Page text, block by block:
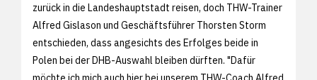
zurück in die Landeshauptstadt reisen, doch THW-Trainer
Alfred Gislason und Geschäftsführer Thorsten Storm
entschieden, dass angesichts des Erfolges beide in
Polen bei der DHB-Auswahl bleiben dürften. "Dafür